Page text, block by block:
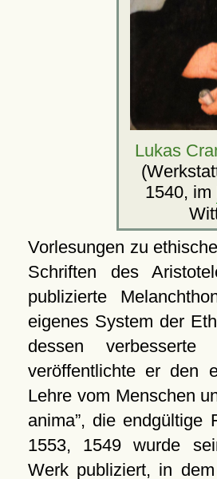
Lukas
1540, im
Vorlesungen zu
Schriften des
publizierte
eigenes System der
dessen verbesserte
veröffentlichte er den
Lehre vom Menschen
anima , die endgültige
1553, 1549 wurde
Werk publiziert, in